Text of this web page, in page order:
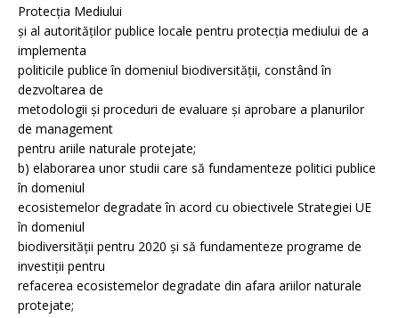
Protecția Mediului
și al autorităților publice locale pentru protecția mediului de a
implementa
politicile publice în domeniul biodiversității, constând în
dezvoltarea de
metodologii și proceduri de evaluare și aprobare a planurilor
de management
pentru ariile naturale protejate;
b) elaborarea unor studii care să fundamenteze politici publice
în domeniul
ecosistemelor degradate în acord cu obiectivele Strategiei UE
în domeniul
biodiversității pentru 2020 și să fundamenteze programe de
investiții pentru
refacerea ecosistemelor degradate din afara ariilor naturale
protejate;